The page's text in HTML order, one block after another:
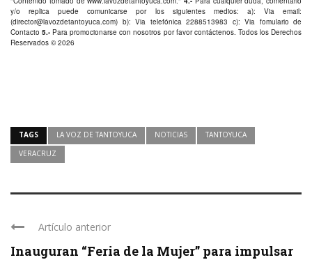
y/o replica puede comunicarse por los siguientes medios: a): Via email:
(director@lavozdetantoyuca.com) b): Via telefónica 2288513983 c): Via fomulario de
Contacto 5.- Para promocionarse con nosotros por favorcontáctenos. Todos los Derechos
Reservados © 2026
TAGS LA VOZ DE TANTOYUCA NOTICIAS
TANTOYUCA
VERACRUZ
Artículo anterior
Inauguran “Feria de la Mujer” para impulsar